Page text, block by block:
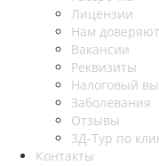
Лицензии
Нам доверяют
Вакансии
Реквизиты
Налоговый
Заболевания
Отзывы
3Д-Тур по
Контакты